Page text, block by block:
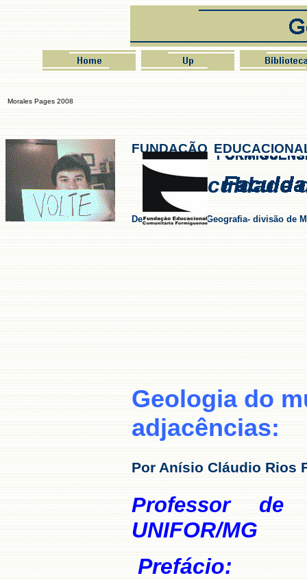
Morales Pages 2008
FUNDAÇÃO
Faculdade
Departamento de Geografia- divisão de
Geologia do
adjacências:
Por Anísio Cláudio Rios
Professor de
UNIFOR/MG
Prefácio: